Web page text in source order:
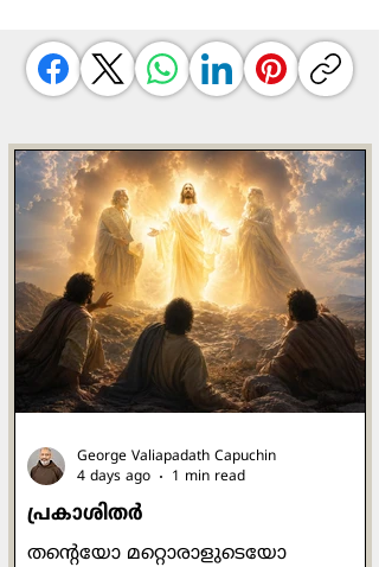
പ്രകാശിതർ
തന്റെയോ മറ്റൊരാളുടെയോ
George Valiapadath Capuchin
4 days ago
1 min read